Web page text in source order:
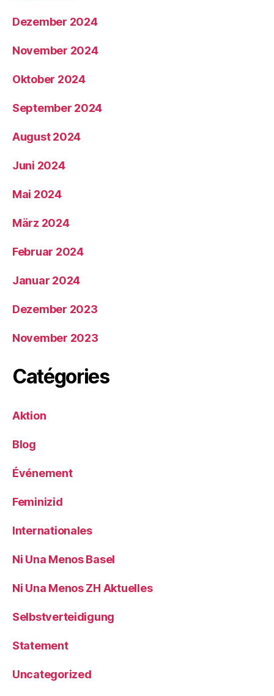
Dezember 2024
November 2024
Oktober 2024
September 2024
August 2024
Juni 2024
Mai 2024
März 2024
Februar 2024
Januar 2024
Dezember 2023
November 2023
Catégories
Aktion
Blog
Événement
Feminizid
Internationales
Ni Una Menos Basel
Ni Una Menos ZH Aktuelles
Selbstverteidigung
Statement
Uncategorized